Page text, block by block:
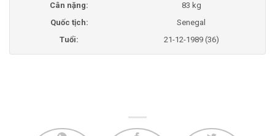
Cân nặng:
83 kg
Quốc tịch:
Senegal
Tuổi:
21-12-1989 (36)